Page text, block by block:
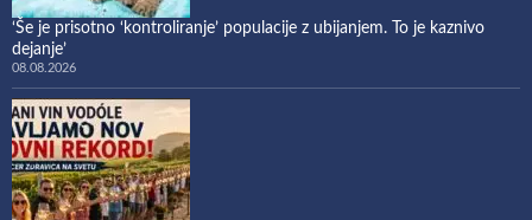
‘Še je prisotno ‘kontroliranje’ populacije z ubijanjem. To je kaznivo
dejanje’
08.08.2026